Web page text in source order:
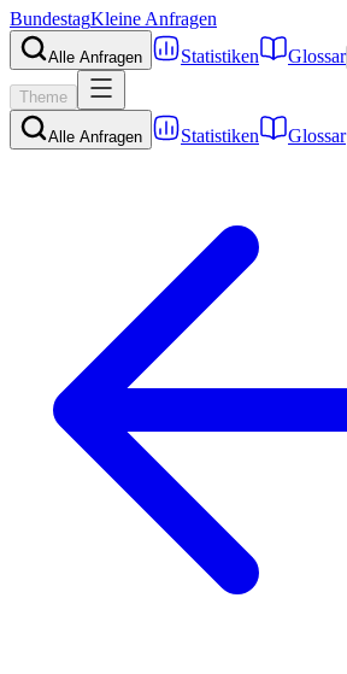
BundestagKleine Anfragen
Alle Anfragen Statistiken Glossar
Theme
Alle Anfragen Statistiken Glossar